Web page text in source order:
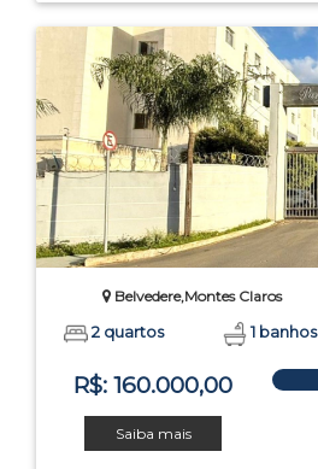
Belvedere,Montes Claros
2 quartos 1 banhos
R$: 160.000,00
Saiba mais